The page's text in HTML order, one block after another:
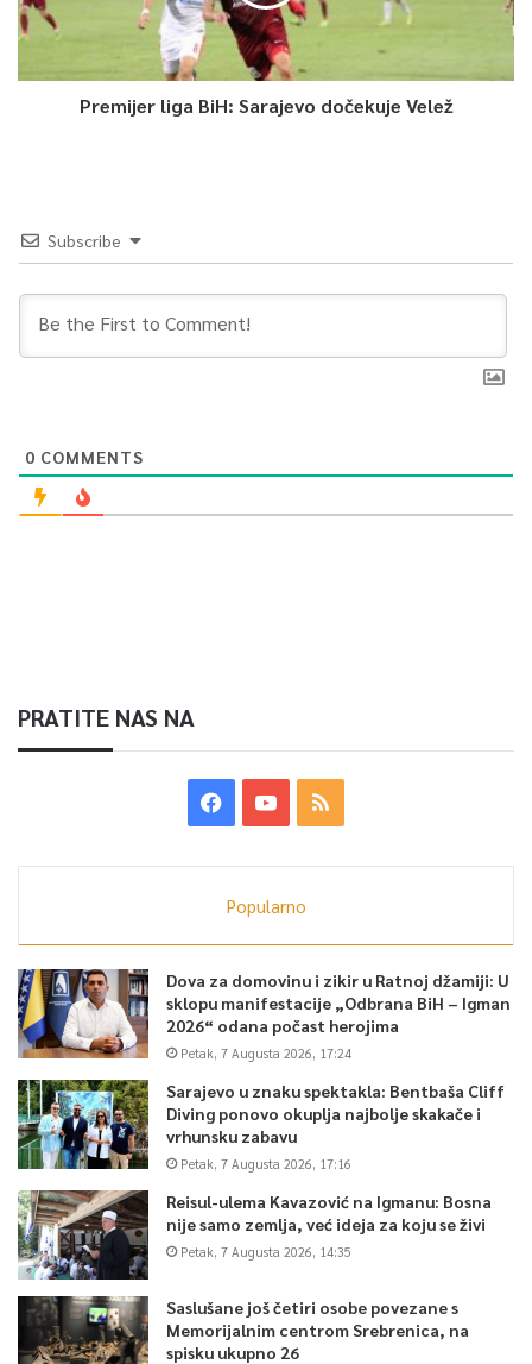
Premijer liga BiH: Sarajevo dočekuje Velež
Subscribe
0 COMMENTS
PRATITE NAS NA
Popularno
Dova za domovinu i zikir u Ratnoj džamiji: U
sklopu manifestacije „Odbrana BiH – Igman
2026“ odana počast herojima
Petak, 7 Augusta 2026, 17:24
Sarajevo u znaku spektakla: Bentbaša Cliff
Diving ponovo okuplja najbolje skakače i
vrhunsku zabavu
Petak, 7 Augusta 2026, 17:16
Reisul-ulema Kavazović na Igmanu: Bosna
nije samo zemlja, već ideja za koju se živi
Petak, 7 Augusta 2026, 14:35
Saslušane još četiri osobe povezane s
Memorijalnim centrom Srebrenica, na
spisku ukupno 26